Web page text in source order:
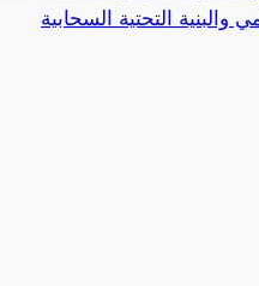
والبنية التحتية السحابية